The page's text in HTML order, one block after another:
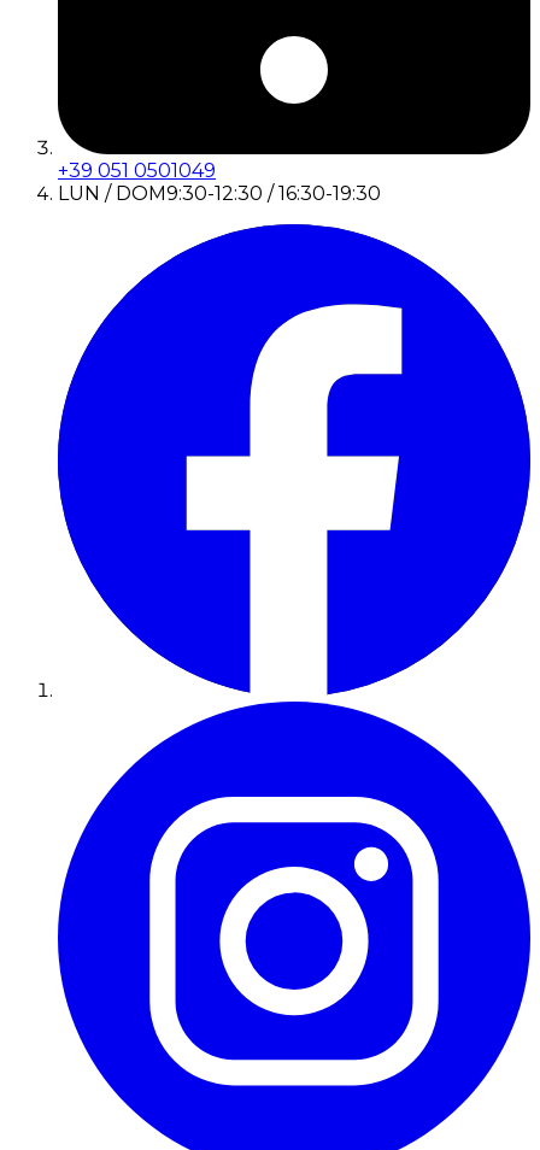
+39 051 0501049
LUN / DOM9:30-12:30 / 16:30-19:30